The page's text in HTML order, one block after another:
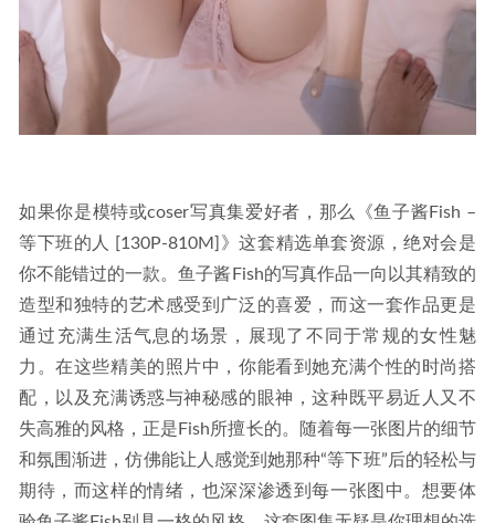
如果你是模特或coser写真集爱好者，那么《鱼子酱Fish –
等下班的人 [130P-810M]》这套精选单套资源，绝对会是
你不能错过的一款。鱼子酱Fish的写真作品一向以其精致的
造型和独特的艺术感受到广泛的喜爱，而这一套作品更是
通过充满生活气息的场景，展现了不同于常规的女性魅
力。在这些精美的照片中，你能看到她充满个性的时尚搭
配，以及充满诱惑与神秘感的眼神，这种既平易近人又不
失高雅的风格，正是Fish所擅长的。随着每一张图片的细节
和氛围渐进，仿佛能让人感觉到她那种“等下班”后的轻松与
期待，而这样的情绪，也深深渗透到每一张图中。想要体